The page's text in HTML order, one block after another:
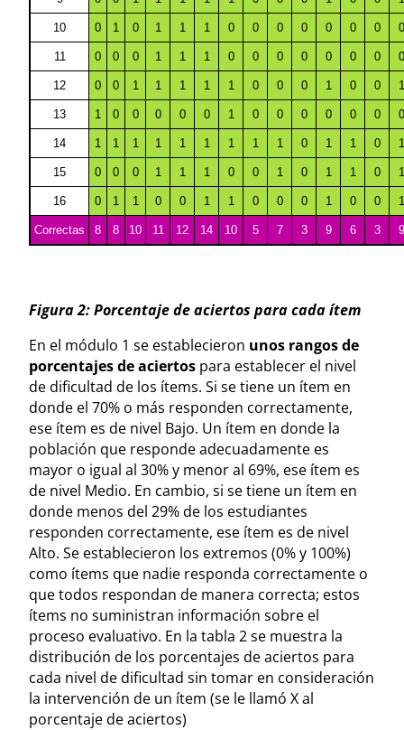
10 0 1 0 1 1 1 0 0 0 0 0 0 0 0
11 0 0 0 1 1 1 0 0 0 0 0 0 0 0
12 0 0 1 1 1 1 1 0 0 0 1 0 0 1
13 1 0 0 0 0 0 1 0 0 0 0 0 0 0
14 1 1 1 1 1 1 1 1 1 0 1 1 0 1
15 0 0 0 1 1 1 0 0 1 0 1 1 0 1
16 0 1 1 0 0 1 1 0 0 0 1 0 0 1
Correctas 8 8 10 11 12 14 10 5 7 3 9 6 3 9
Figura 2: Porcentaje de aciertos para cada ítem
En el módulo 1 se establecieron unos rangos de
porcentajes de aciertos para establecer el nivel
de dificultad de los ítems. Si se tiene un ítem en
donde el 70% o más responden correctamente,
ese ítem es de nivel Bajo. Un ítem en donde la
población que responde adecuadamente es
mayor o igual al 30% y menor al 69%, ese ítem es
de nivel Medio. En cambio, si se tiene un ítem en
donde menos del 29% de los estudiantes
responden correctamente, ese ítem es de nivel
Alto. Se establecieron los extremos (0% y 100%)
como ítems que nadie responda correctamente o
que todos respondan de manera correcta; estos
ítems no suministran información sobre el
proceso evaluativo. En la tabla 2 se muestra la
distribución de los porcentajes de aciertos para
cada nivel de dificultad sin tomar en consideración
la intervención de un ítem (se le llamó X al
porcentaje de aciertos)